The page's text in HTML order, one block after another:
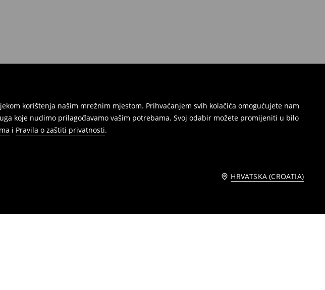
korištenja našim mrežnim mjestom. Prihvaćanjem svih kolačića omogućujete nam
koje nudimo prilagođavamo vašim potrebama. Svoj odabir možete promijeniti u bilo
i Pravila o zaštiti privatnosti.
HRVATSKA (CROATIA)